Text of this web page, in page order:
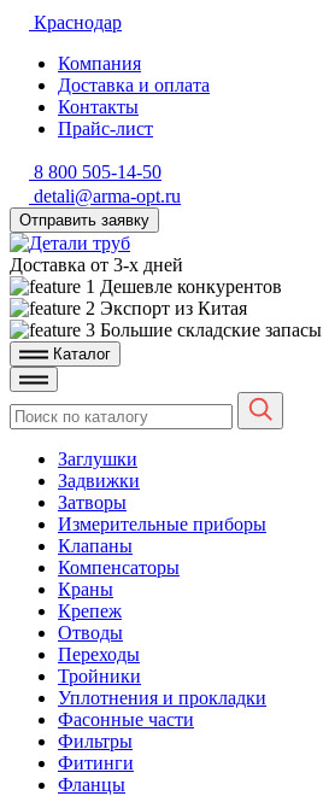
Краснодар
Компания
Доставка и оплата
Контакты
Прайс-лист
8 800 505-14-50
detali@arma-opt.ru
Отправить заявку
Доставка от 3-х дней
Дешевле конкурентов
Экспорт из Китая
Большие складские запасы
Каталог
Заглушки
Задвижки
Затворы
Измерительные приборы
Клапаны
Компенсаторы
Краны
Крепеж
Отводы
Переходы
Тройники
Уплотнения и прокладки
Фасонные части
Фильтры
Фитинги
Фланцы